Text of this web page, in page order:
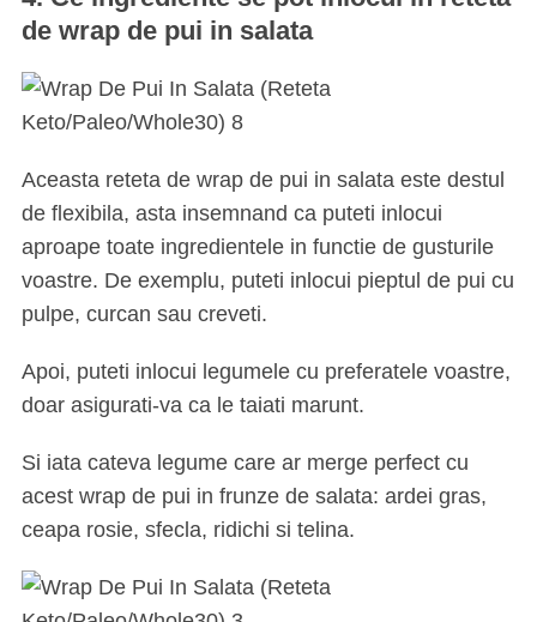
de wrap de pui in salata
Aceasta reteta de wrap de pui in salata este destul
de flexibila, asta insemnand ca puteti inlocui
aproape toate ingredientele in functie de gusturile
voastre. De exemplu, puteti inlocui pieptul de pui cu
pulpe, curcan sau creveti.
Apoi, puteti inlocui legumele cu preferatele voastre,
doar asigurati-va ca le taiati marunt.
Si iata cateva legume care ar merge perfect cu
acest wrap de pui in frunze de salata: ardei gras,
ceapa rosie, sfecla, ridichi si telina.